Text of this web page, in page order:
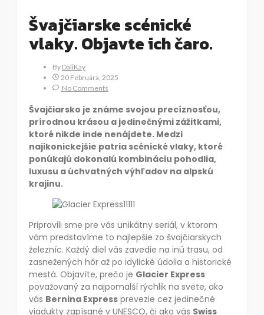
Švajčiarske scénické
vlaky. Objavte ich čaro.
By DaliKay
20 Februára, 2025
No Comments
Švajčiarsko je známe svojou precíznosťou,
prírodnou krásou a jedinečnými zážitkami,
ktoré nikde inde nenájdete. Medzi
najikonickejšie patria scénické vlaky, ktoré
ponúkajú dokonalú kombináciu pohodlia,
luxusu a úchvatných výhľadov na alpskú
krajinu.
Pripravili sme pre vás unikátny seriál, v ktorom
vám predstavíme to najlepšie zo švajčiarskych
železníc. Každý diel vás zavedie na inú trasu, od
zasnežených hôr až po idylické údolia a historické
mestá. Objavíte, prečo je Glacier Express
považovaný za najpomalší rýchlik na svete, ako
vás Bernina Express prevezie cez jedinečné
viadukty zapísané v UNESCO, či ako vás Swiss